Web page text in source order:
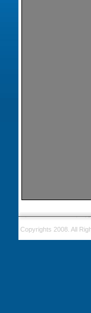
Copyrights 2008. All